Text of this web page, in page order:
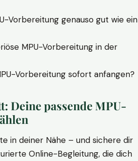
Vorbereitung genauso gut wie ein
MPU-Vorbereitung in der
Vorbereitung sofort anfangen?
Deine passende MPU-
in deiner Nähe – und sichere dir
Online-Begleitung, die dich